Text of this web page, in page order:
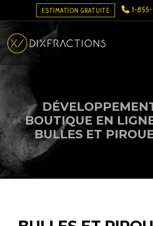
ESTIMATION GRATUITE 1-
BOUTIQUE EN
BULLES ET